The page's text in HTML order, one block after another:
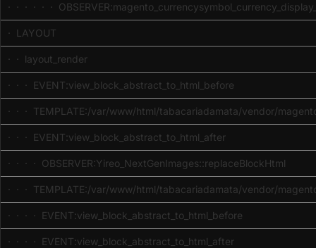
· · · · · ·
· LAYOUT
· · layout_render
· · · EVENT:view_block_abstract_to_html_before
· · · TEMPLATE:/var/www/html/tabacariadamata/vendor/
· · · EVENT:view_block_abstract_to_html_after
· · · · OBSERVER:Yireo_NextGenImages::replaceBlockHtml
· · · TEMPLATE:/var/www/html/tabacariadamata/vendor/
· · · · EVENT:view_block_abstract_to_html_before
· · · · EVENT:view_block_abstract_to_html_after